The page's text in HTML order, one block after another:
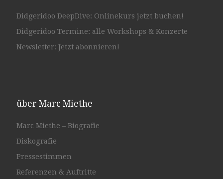
Didgeridoo DeepDive: Onlinekurs jetzt buchen!
Didgeridoo Termine: alle Workshops & Konzerte
Newsletter: Jetzt abonnieren!
über Marc Miethe
Marc Miethe – Biografie
Diskografie
Pressestimmen
Referenzen & Auftritte